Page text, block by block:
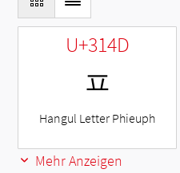
U+314D
ㅍ
Hangul Letter Phieuph
Mehr Anzeigen